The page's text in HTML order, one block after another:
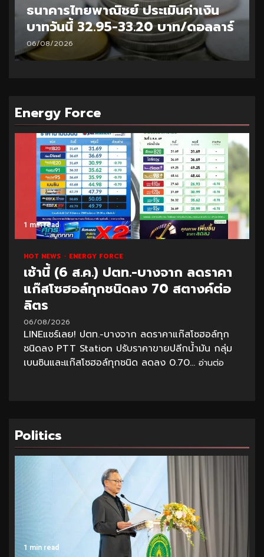
ธนาคารไทยพาณิชย์ ประเมินค่าเงิน
บาทวันนี้ 32.95-33.20 บาท/ดอลลาร์
06/08/2026
Energy Force
1 min read
HOT NEWS ENERGY FORCE
เช้านี้ (6 ส.ค.) ปตท.-บางจาก ลดราคา
แก๊สโซฮอล์ทุกชนิดลง 70 สตางค์ต่อ
ลิตร
06/08/2026
LINEแชร์เลย! ปตท.-บางจาก ลดราคาแก๊สโซฮอล์ทุก
ชนิดลง PTT Station ปรับราคาขายปลีกน้ำมัน กลุ่ม
เบนซินและแก๊สโซฮอล์ทุกชนิด ลดลง 0.70... อ่านต่อ
Politics